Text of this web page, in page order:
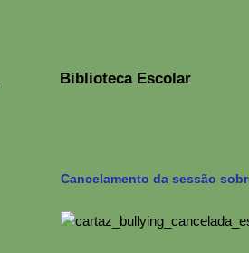
Biblioteca Escolar
Cancelamento da sessão